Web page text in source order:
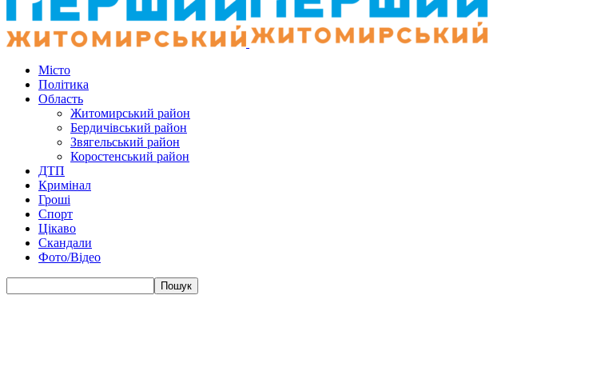
Місто
Політика
Область
Житомирський район
Бердичівський район
Звягельський район
Коростенський район
ДТП
Кримінал
Гроші
Спорт
Цікаво
Скандали
Фото/Відео